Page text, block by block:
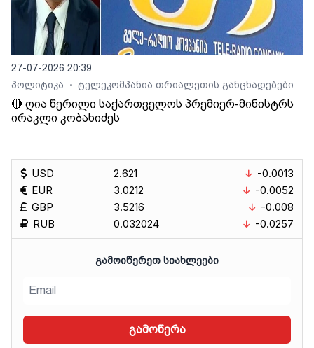
27-07-2026 20:39
პოლიტიკა
• ტელეკომპანია თრიალეთის განცხადებები
🔴 ღია წერილი საქართველოს პრემიერ-მინისტრს
ირაკლი კობახიძეს
USD
EUR
GBP
RUB
2.621
3.0212
3.5216
0.032024
-0.0013
-0.0052
-0.008
-0.0257
ᲒᲐᲛᲝᲘᲬᲔᲠᲔᲗ ᲡᲘᲐᲮᲚᲔᲔᲑᲘ
გამოწერა